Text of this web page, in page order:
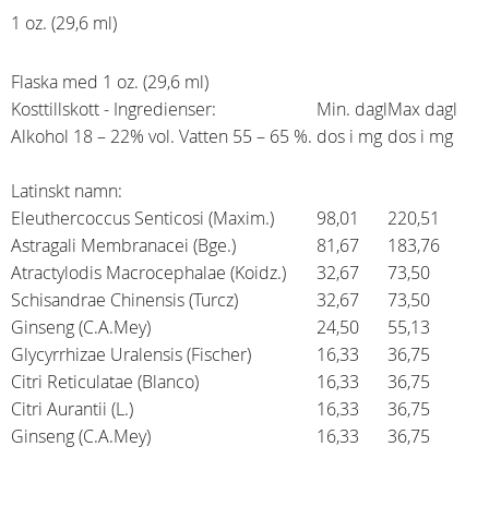
1 oz. (29,6 ml)​
Flaska med 1 oz. (29,6 ml)
Kosttillskott - Ingredienser:
Min. daglMax dagl
Alkohol 18 – 22% vol. Vatten 55 – 65 %. dos i mg dos i mg
Latinskt namn:
Eleuthercoccus Senticosi (Maxim.)
98,01
220,51
Astragali Membranacei (Bge.)
81,67
183,76
Atractylodis Macrocephalae (Koidz.)
32,67
73,50
Schisandrae Chinensis (Turcz)
32,67
73,50
Ginseng (C.A.Mey)
24,50
55,13
Glycyrrhizae Uralensis (Fischer)
16,33
36,75
Citri Reticulatae (Blanco)
16,33
36,75
Citri Aurantii (L.)
16,33
36,75
Ginseng (C.A.Mey)
16,33 36,75